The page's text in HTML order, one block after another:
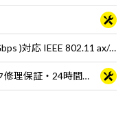
Wi-Fi 6E( 最大2.4Gbps )対応 IEEE 802.11 ax/ac/a/b/g/n準拠 ＋ Bluetooth 5内蔵
3年間センドバック修理保証・24時間×365日電話サポート